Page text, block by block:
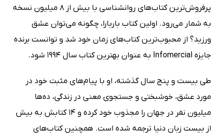
پرفروش‌ترین کتاب‌های روانشناسی با بیش از 8 میلیون نسخه
به شمار می‌رود. اولین کتاب باربارا، چگونه می‌توان عشق
ورزید؟ از محبوب‌ترین کتاب‌های زمان خود شد و توانست برنده
جایزه Infomercial به عنوان بهترین کتاب سال 1994 شود.
طی بیست و پنج سال گذشته، او با پیام‌های مثبت خود در
مورد عشق، خوشبختی و جستجوی معنی در زندگی، ده‌ها
میلیون نفر در جهان را مجذوب خود کرده و 14 کتابش به بیش
از بیست زبان دنیا ترجمه شده است. همچنین کتاب‌های